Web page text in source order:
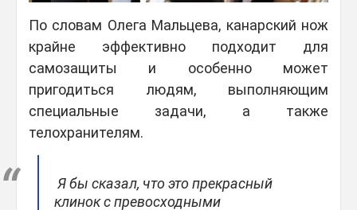
По словам Олега Мальцева, канарский нож
крайне эффективно подходит для
самозащиты и особенно может
пригодиться людям, выполняющим
специальные задачи, а также
телохранителям.
Я бы сказал, что это прекрасный
клинок с превосходными